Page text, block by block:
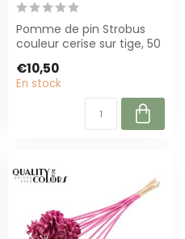
Pomme de pin Strobus
couleur cerise sur tige, 50
les fl...
€10,50
En stock